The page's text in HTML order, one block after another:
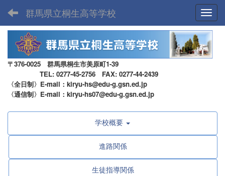
群馬県立桐生高等学校
〒376-0025 群馬県桐生市美原町1-39
TEL: 0277-45-2756 FAX: 0277-44-2439
〈全日制〉E-mail：kiryu-hs@edu-g.gsn.ed.jp
〈通信制〉E-mail：kiryu-hs07@edu-g.gsn.ed.jp
学校概要
進路関係
生徒指導関係